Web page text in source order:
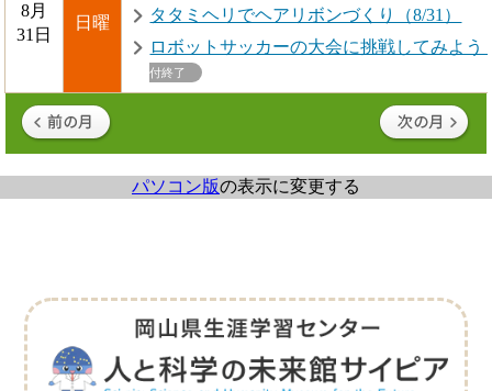
8月
31日
日曜
タタミヘリでヘアリボンづくり（8/31）
ロボットサッカーの大会に挑戦してみよう
付終了
パソコン版の表示に変更する